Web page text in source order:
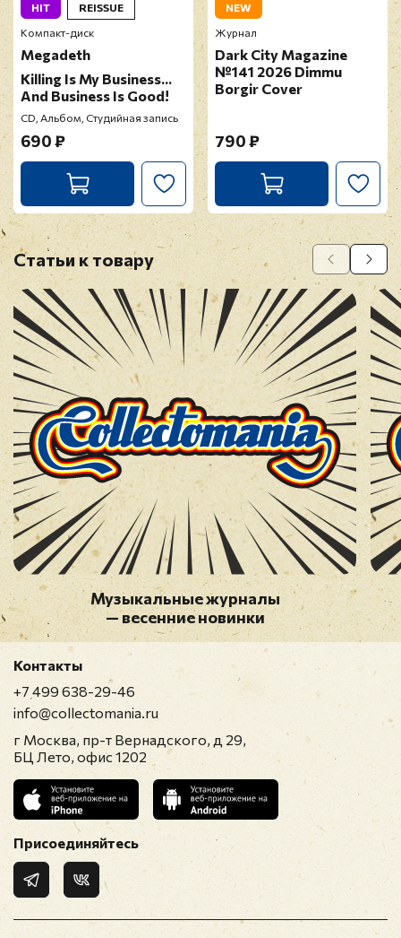
HIT
REISSUE
Компакт-диск
Megadeth
Killing Is My Business...
And Business Is Good!
CD, Альбом, Студийная запись
690 ₽
NEW
Журнал
Dark City Magazine
№141 2026 Dimmu
Borgir Cover
790 ₽
Статьи к товару
Музыкальные журналы
— весенние новинки
Контакты
+7 499 638-29-46
info@collectomania.ru
г Москва, пр-т Вернадского, д 29,
БЦ Лето, офис 1202
Присоединяйтесь